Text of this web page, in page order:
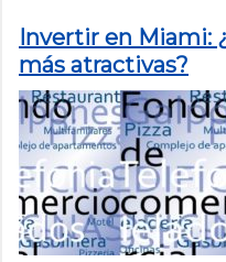
Invertir en Miami:
más atractivas?